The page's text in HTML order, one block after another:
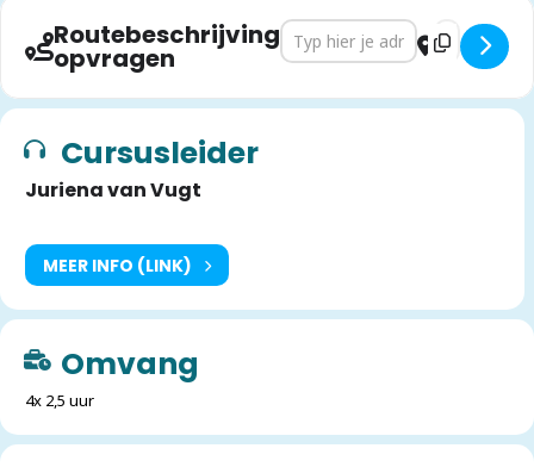
Routebeschrijving
opvragen
Address - Met SprongenDestination
Cursusleider
Juriena van Vugt
MEER INFO (LINK)
Omvang
4x 2,5 uur